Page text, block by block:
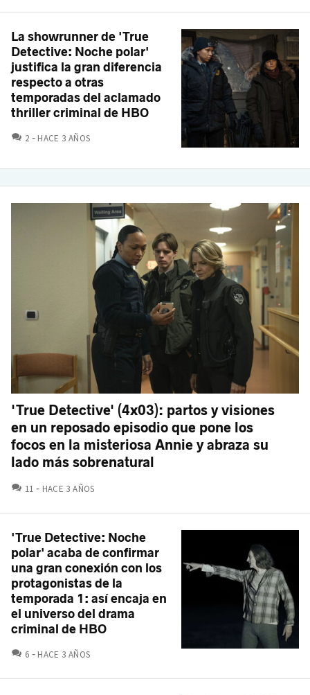
La showrunner de 'True
Detective: Noche polar'
justifica la gran diferencia
respecto a otras
temporadas del aclamado
thriller criminal de HBO
2 COMENTARIOS
HACE 3 AÑOS
'True Detective' (4x03): partos y visiones
en un reposado episodio que pone los
focos en la misteriosa Annie y abraza su
lado más sobrenatural
11 COMENTARIOS
HACE 3 AÑOS
'True Detective: Noche
polar' acaba de confirmar
una gran conexión con los
protagonistas de la
temporada 1: así encaja en
el universo del drama
criminal de HBO
6 COMENTARIOS
HACE 3 AÑOS